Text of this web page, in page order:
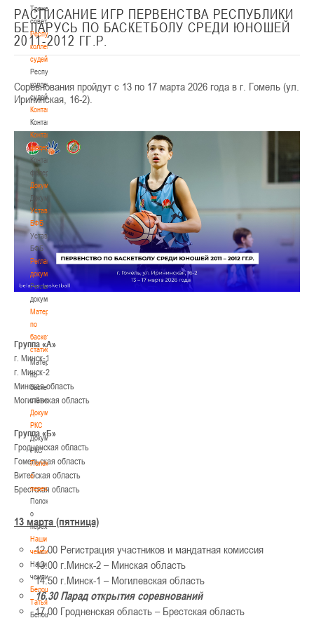
Тренерский
совет
Республиканская
коллегия
судей
Республиканская
коллегия
судей
Контакты
Контакты
Контакты
федерации
Контакты
федерации
Документы
Документы
Устав
БФБ
Устав
БФБ
Регламентирующие
документы
Регламентирующие
документы
Материалы
по
баскетбольной
статистике
Материалы
по
баскетбольной
статистике
Документы
РКС
Документы
РКС
Положение
о
переходах
Положение
о
переходах
Наши
чемпионы
Наши
чемпионы
Белошапко
Татьяна
Белошапко
РАСПИСАНИЕ ИГР ПЕРВЕНСТВА РЕСПУБЛИКИ
БЕЛАРУСЬ ПО БАСКЕТБОЛУ СРЕДИ ЮНОШЕЙ
2011-2012 ГГ.Р.
Соревнования пройдут с 13 по 17 марта 2026 года в г. Гомель (ул.
Ирининская, 16-2).
Группа «А»
г. Минск-1
г. Минск-2
Минская область
Могилёвская область
Группа «Б»
Гродненская область
Гомельская область
Витебская область
Брестская область
13 марта (пятница)
12.00 Регистрация участников и мандатная комиссия
13.00 г.Минск-2 – Минская область
14.50 г.Минск-1 – Могилевская область
16.30 Парад открытия соревнований
17.00 Гродненская область – Брестская область